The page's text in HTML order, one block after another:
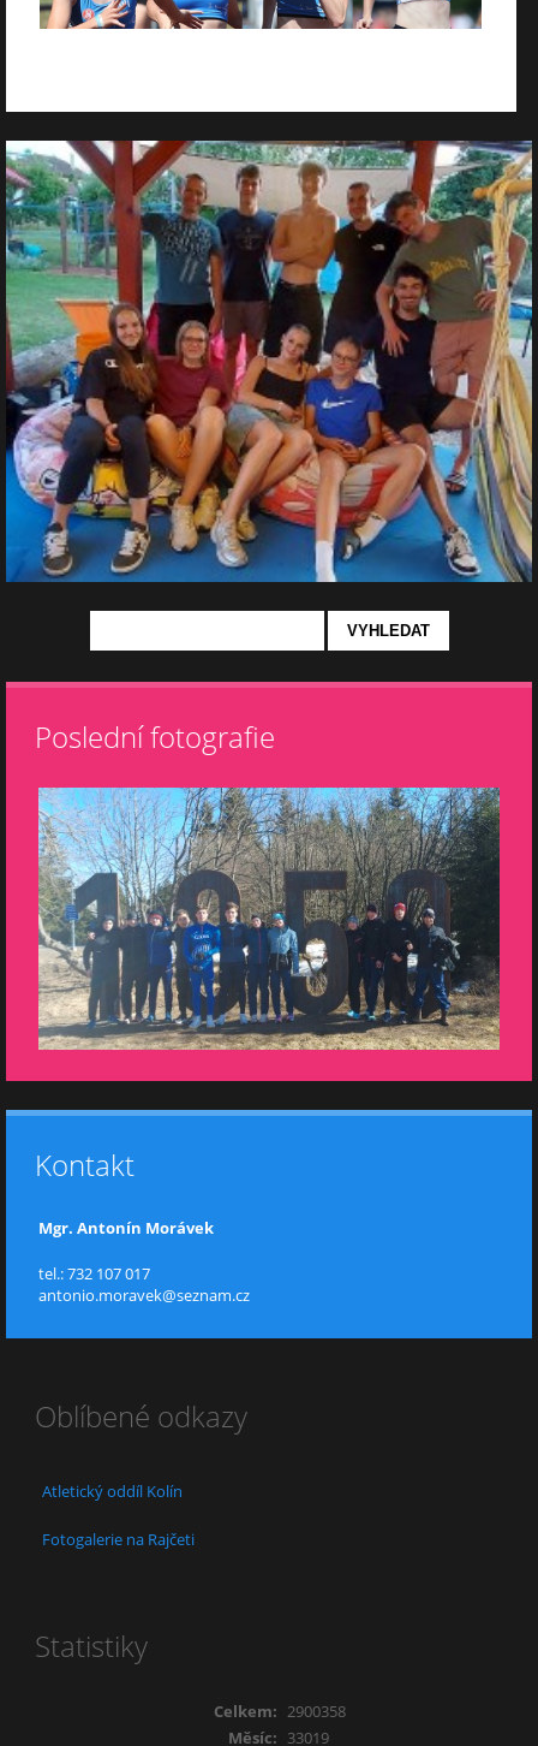
Poslední fotografie
Kontakt
Mgr. Antonín Morávek
tel.: 732 107 017
antonio.moravek@seznam.cz
Oblíbené odkazy
Atletický oddíl Kolín
Fotogalerie na Rajčeti
Statistiky
Celkem: 2900358
Měsíc: 33019